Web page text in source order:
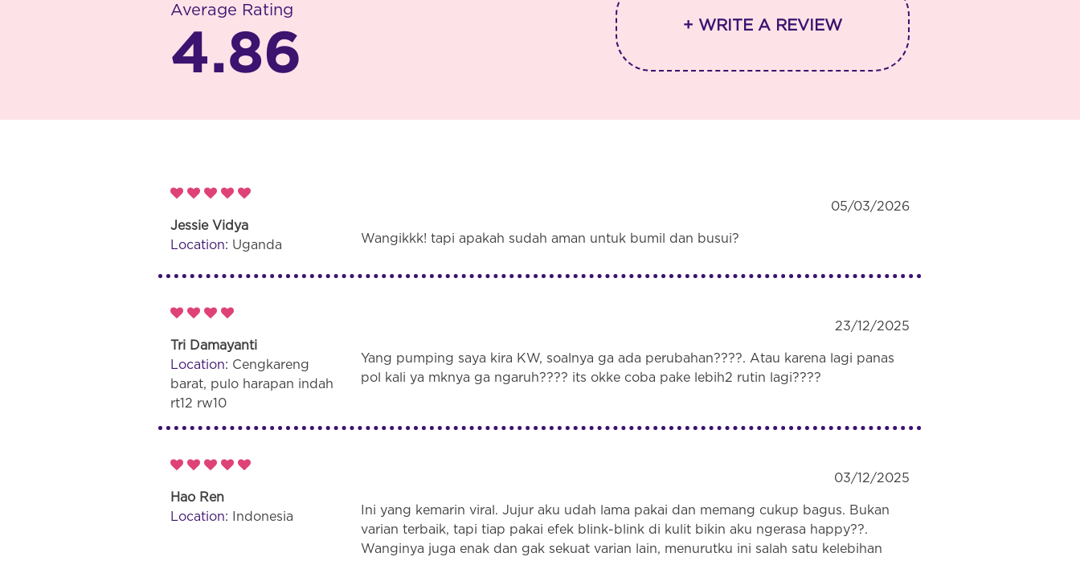
Average Rating
4.86 + WRITE A REVIEW
Jessie Vidya
Location: Uganda
05/03/2026
Wangikkk! tapi apakah sudah aman untuk bumil dan busui?
Tri Damayanti
Location: Cengkareng
barat, pulo harapan indah
rt12 rw10
23/12/2025
Yang pumping saya kira KW, soalnya ga ada perubahan????. Atau karena lagi panas
pol kali ya mknya ga ngaruh???? its okke coba pake lebih2 rutin lagi????
Hao Ren
Location: Indonesia
03/12/2025
Ini yang kemarin viral. Jujur aku udah lama pakai dan memang cukup bagus. Bukan
varian terbaik, tapi tiap pakai efek blink-blink di kulit bikin aku ngerasa happy??.
Wanginya juga enak dan gak sekuat varian lain, menurutku ini salah satu kelebihan